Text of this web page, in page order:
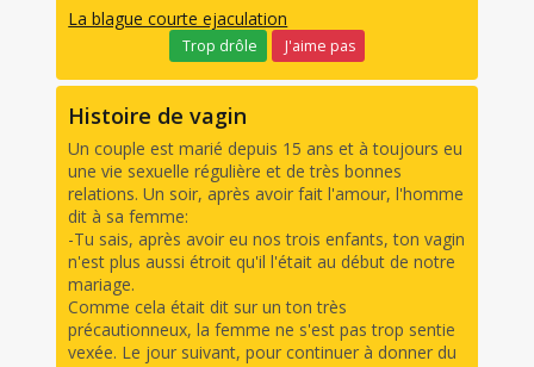
La blague courte ejaculation
Trop drôle J'aime pas
Histoire de vagin
Un couple est marié depuis 15 ans et à toujours eu
une vie sexuelle régulière et de très bonnes
relations. Un soir, après avoir fait l'amour, l'homme
dit à sa femme:
-Tu sais, après avoir eu nos trois enfants, ton vagin
n'est plus aussi étroit qu'il l'était au début de notre
mariage.
Comme cela était dit sur un ton très
précautionneux, la femme ne s'est pas trop sentie
vexée. Le jour suivant, pour continuer à donner du